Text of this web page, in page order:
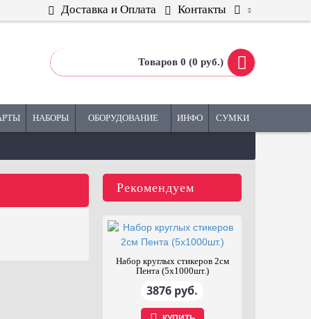
Доставка и Оплата Контакты
Товаров 0 (0 руб.)
НАБОРЫ ОБОРУДОВАНИЕ ИНФО СУМКИ
Рекомендуем
Стена клейкая
фасилитационная Зелёная
1300 руб.